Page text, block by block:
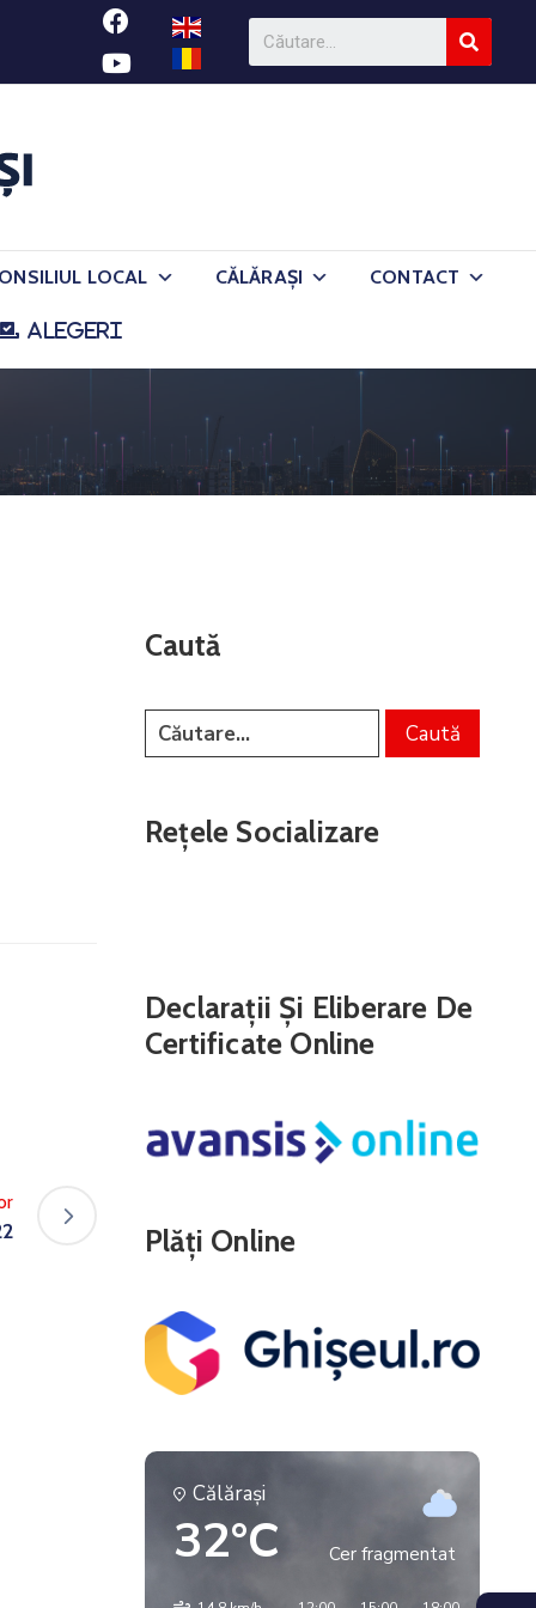
LOCAL CĂLĂRAȘI CONTACT
ALEGERI
Caută
Rețele Socializare
Declarații Și Eliberare De
Certificate Online
Plăți Online
Călăraşi
32°C Cer fragmentat